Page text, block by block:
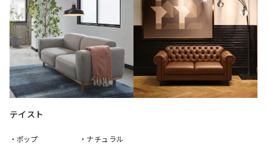
テイスト
・ポップ
・ナチュラル